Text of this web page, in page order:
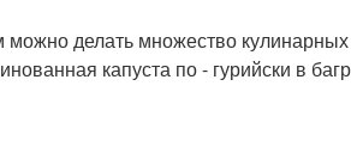
делать множество
капуста по - гурийски в